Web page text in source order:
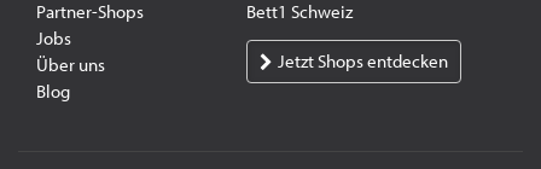
Partner-Shops
Jobs
Über uns
Blog
Bett1 Schweiz
Jetzt Shops entdecken